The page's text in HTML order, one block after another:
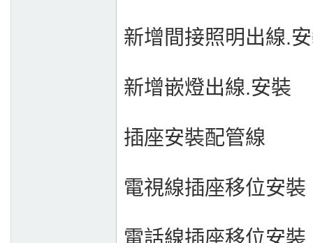
新增間接照明出線.
新增嵌燈出線.安裝
插座安裝配管線
電視線插座移位安裝
電話線插座移位安裝